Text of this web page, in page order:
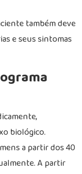
também deve
e seus sintomas
biológico.
a partir dos 40
A partir